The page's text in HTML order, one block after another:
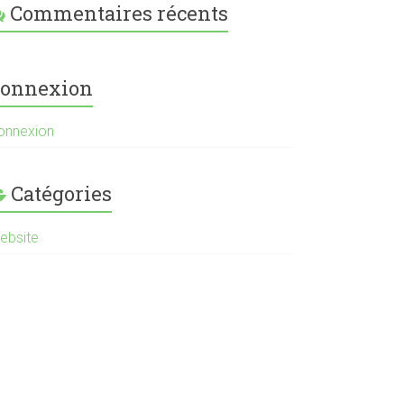
Commentaires récents
Catégories